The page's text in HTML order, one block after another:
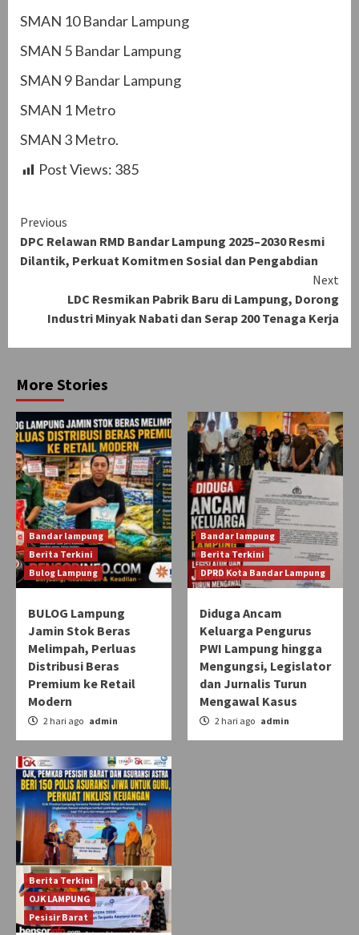
SMAN 10 Bandar Lampung
SMAN 5 Bandar Lampung
SMAN 9 Bandar Lampung
SMAN 1 Metro
SMAN 3 Metro.
Post Views: 385
Continue
Reading
Previous
DPC Relawan RMD Bandar Lampung 2025–2030 Resmi
Dilantik, Perkuat Komitmen Sosial dan Pengabdian
Next
LDC Resmikan Pabrik Baru di Lampung, Dorong
Industri Minyak Nabati dan Serap 200 Tenaga Kerja
More Stories
Bandar lampung
Berita Terkini
Bulog Lampung
BULOG Lampung
Jamin Stok Beras
Melimpah, Perluas
Distribusi Beras
Premium ke Retail
Modern
2 hari ago admin
Bandar lampung
Berita Terkini
DPRD Kota Bandar Lampung
Diduga Ancam
Keluarga Pengurus
PWI Lampung hingga
Mengungsi, Legislator
dan Jurnalis Turun
Mengawal Kasus
2 hari ago admin
Berita Terkini
OJK LAMPUNG
Pesisir Barat